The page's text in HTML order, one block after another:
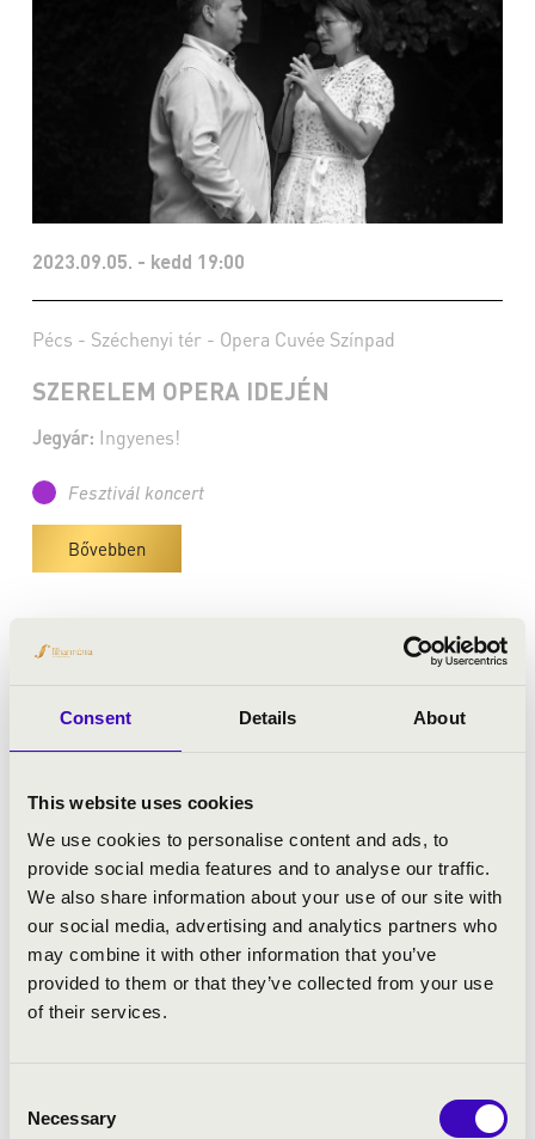
Consent Details About
This website uses cookies
We use cookies to personalise content and ads, to
provide social media features and to analyse our traffic.
We also share information about your use of our site with
our social media, advertising and analytics partners who
may combine it with other information that you’ve
provided to them or that they’ve collected from your use
of their services.
Selection
Necessary
2023.09.05. - kedd 19:00
Pécs - Széchenyi tér - Opera Cuvée Színpad
SZERELEM OPERA IDEJÉN
Jegyár: Ingyenes!
Fesztivál koncert
Bővebben
2023.09.06. - szerda 17:00
MESEOPERA